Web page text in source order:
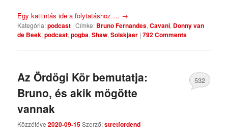
Egy kattintás ide a folytatáshoz…. →
Kategória:podcast |Címke: Bruno Fernandes,Cavani, Donny van
de Beek,podcast,pogba,Shaw,Solskjaer |792 Comments
Az Ördögi Kör bemutatja:
Bruno, és akik mögötte
vannak
Közzétéve2020-09-15Szerző:stretfordend
532